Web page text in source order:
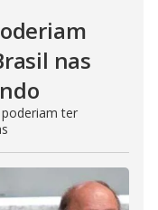
nas
ter